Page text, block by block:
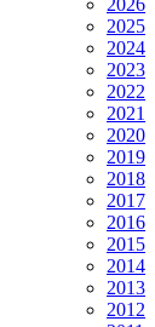
2026
2025
2024
2023
2022
2021
2020
2019
2018
2017
2016
2015
2014
2013
2012